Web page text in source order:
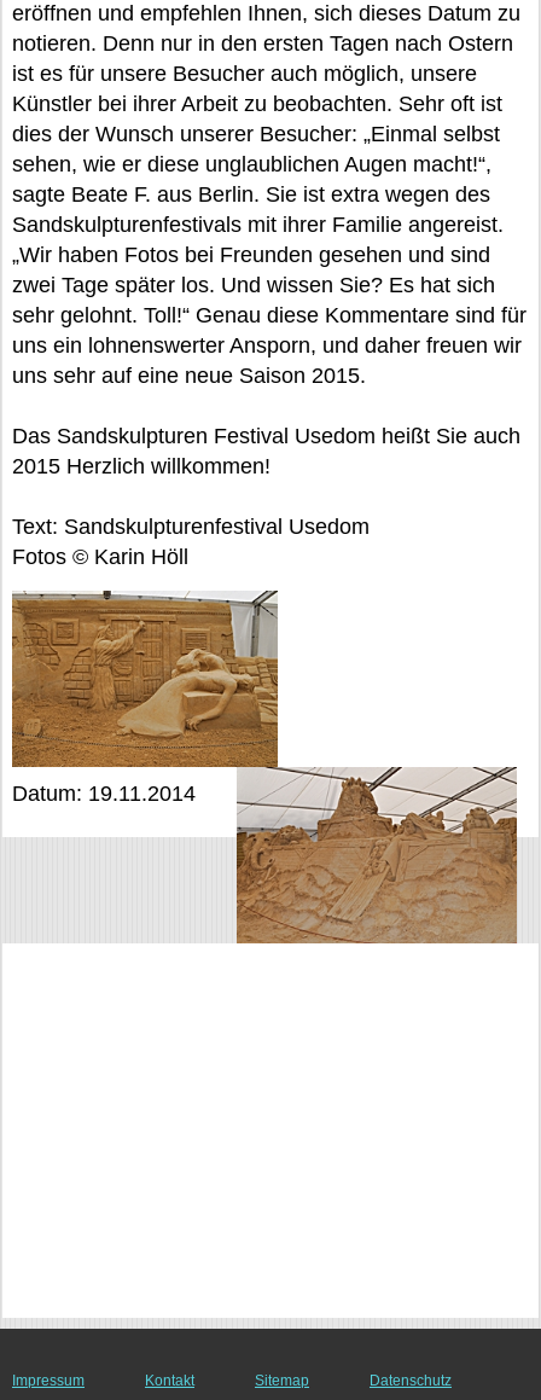
eröffnen und empfehlen Ihnen, sich dieses Datum zu
notieren. Denn nur in den ersten Tagen nach Ostern
ist es für unsere Besucher auch möglich, unsere
Künstler bei ihrer Arbeit zu beobachten. Sehr oft ist
dies der Wunsch unserer Besucher: „Einmal selbst
sehen, wie er diese unglaublichen Augen macht!“,
sagte Beate F. aus Berlin. Sie ist extra wegen des
Sandskulpturenfestivals mit ihrer Familie angereist.
„Wir haben Fotos bei Freunden gesehen und sind
zwei Tage später los. Und wissen Sie? Es hat sich
sehr gelohnt. Toll!“ Genau diese Kommentare sind für
uns ein lohnenswerter Ansporn, und daher freuen wir
uns sehr auf eine neue Saison 2015.
Das Sandskulpturen Festival Usedom heißt Sie auch
2015 Herzlich willkommen!
Text: Sandskulpturenfestival Usedom
Fotos © Karin Höll
Datum: 19.11.2014
Impressum Kontakt Sitemap Datenschutz